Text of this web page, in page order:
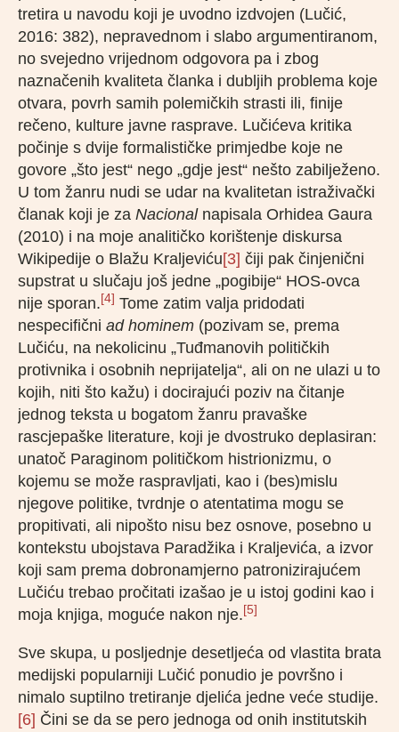
tretira u navodu koji je uvodno izdvojen (Lučić,
2016: 382), nepravednom i slabo argumentiranom,
no svejedno vrijednom odgovora pa i zbog
naznačenih kvaliteta članka i dubljih problema koje
otvara, povrh samih polemičkih strasti ili, finije
rečeno, kulture javne rasprave. Lučićeva kritika
počinje s dvije formalističke primjedbe koje ne
govore „što jest“ nego „gdje jest“ nešto zabilježeno.
U tom žanru nudi se udar na kvalitetan istraživački
članak koji je za Nacionalnapisala Orhidea Gaura
(2010) i na moje analitičko korištenje diskursa
Wikipedije o Blažu Kraljeviću[3] čiji pak činjenični
supstrat u slučaju još jedne „pogibije“ HOS-ovca
nije sporan. [4] Tome zatim valja pridodati
nespecifični ad hominem (pozivam se, prema
Lučiću, na nekolicinu „Tuđmanovih političkih
protivnika i osobnih neprijatelja“, ali on ne ulazi u to
kojih, niti što kažu) i docirajući poziv na čitanje
jednog teksta u bogatom žanru pravaške
rascjepaške literature, koji je dvostruko deplasiran:
unatoč Paraginom političkom histrionizmu, o
kojemu se može raspravljati, kao i (bes)mislu
njegove politike, tvrdnje o atentatima mogu se
propitivati, ali nipošto nisu bez osnove, posebno u
kontekstu ubojstava Paradžika i Kraljevića, a izvor
koji sam prema dobronamjerno patronizirajućem
Lučiću trebao pročitati izašao je u istoj godini kao i
moja knjiga, moguće nakon nje. [5]
Sve skupa, u posljednje desetljeća od vlastita brata
medijski popularniji Lučić ponudio je površno i
nimalo suptilno tretiranje djelića jedne veće studije.
[6] Čini se da se pero jednoga od onih institutskih